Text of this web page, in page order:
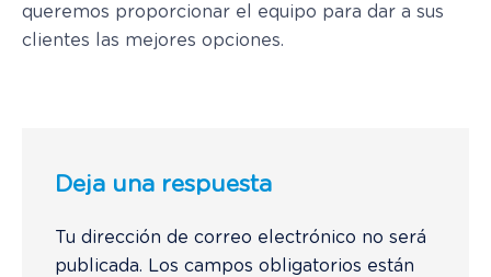
queremos proporcionar el equipo para dar a sus
clientes las mejores opciones.
Deja una respuesta
Tu dirección de correo electrónico no será
publicada. Los campos obligatorios están